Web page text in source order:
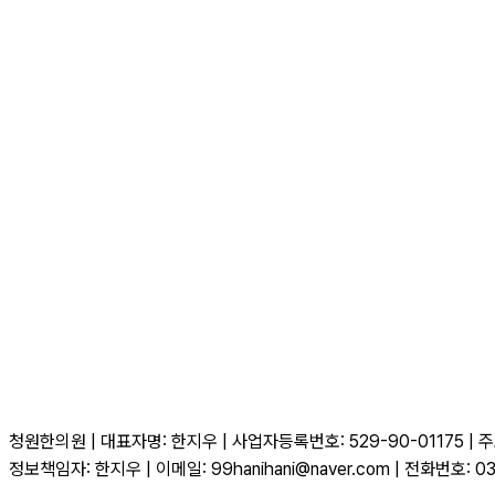
청원한의원 | 대표자명: 한지우 | 사업자등록번호: 529-90-01175 |
정보책임자: 한지우 | 이메일: 99hanihani@naver.com | 전화번호